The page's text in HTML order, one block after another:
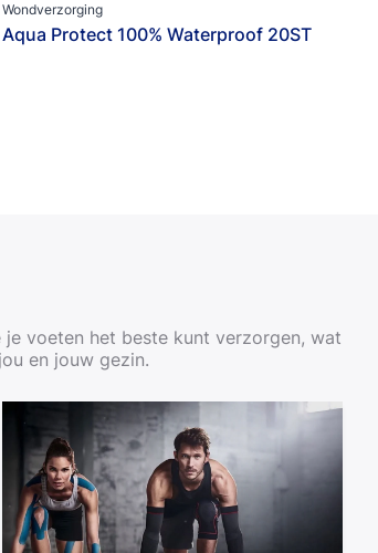
Wondverzorging
Aqua Protect 100% Waterproof 20ST
voeten het beste kunt verzorgen, wat
en jouw gezin.